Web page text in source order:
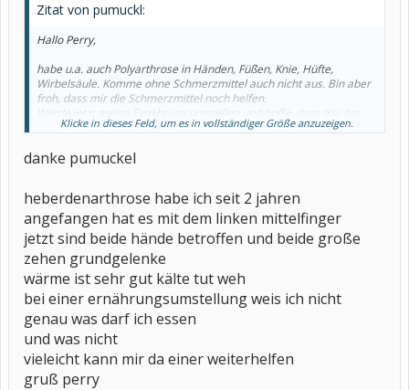
Zitat von pumuckl:
Hallo Perry,
habe u.a. auch Polyarthrose in Händen, Füßen, Knie, Hüfte,
Wirbelsäule. Komme ohne Schmerzmittel auch nicht aus. Bin aber
froh, dass mir die Schmerzmittel noch helfen.
Werde jetzt meine Ernährung umstellen und hoffe, dass mir das
hilft. Schlechter kann es auf keinen Fall werden.
Vielleicht könnte das für dich auch eine Alternative sein, ich weiß ja
nicht, wie du dich bisher ernährst?
Schreib doch noch ein bisschen mehr über dich. Je mehr wir über
dich wissen, um so mehr Tipps können wir dir geben.
Viele Grüße
pumuckl
Klicke in dieses Feld, um es in vollständiger Größe anzuzeigen.
danke pumuckel
heberdenarthrose habe ich seit 2 jahren
angefangen hat es mit dem linken mittelfinger
jetzt sind beide hände betroffen und beide große
zehen grundgelenke
wärme ist sehr gut kälte tut weh
bei einer ernährungsumstellung weis ich nicht
genau was darf ich essen
und was nicht
vieleicht kann mir da einer weiterhelfen
gruß perry